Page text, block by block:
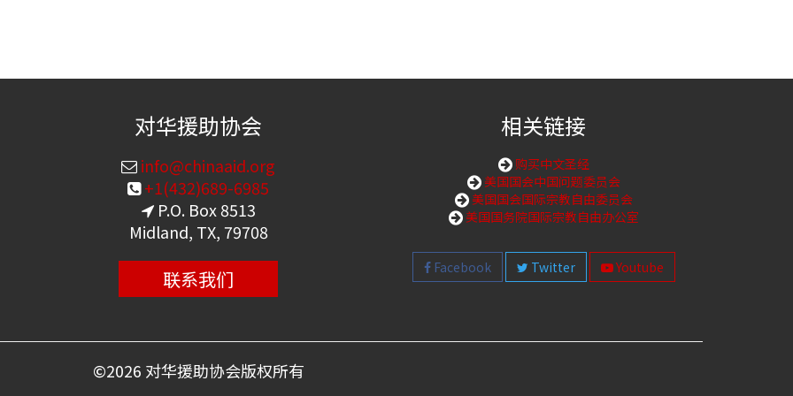
对华援助协会
info@chinaaid.org
+1(432)689-6985
P.O. Box 8513
Midland, TX, 79708
联系我们
相关链接
购买中文圣经
美国国会中国问题委员会
美国国会国际宗教自由委员会
美国国务院国际宗教自由办公室
Facebook Twitter Youtube
©2026 对华援助协会版权所有